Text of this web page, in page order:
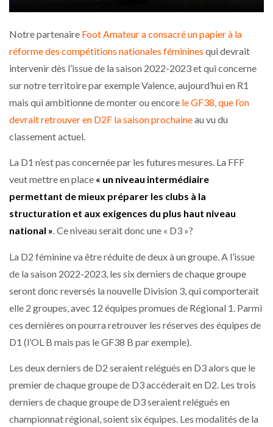
Notre partenaire Foot Amateur a consacré un papier à la
réforme des compétitions nationales féminines qui devrait
intervenir dès l’issue de la saison 2022-2023 et qui concerne
sur notre territoire par exemple Valence, aujourd’hui en R1
mais qui ambitionne de monter ou encore le GF38, que l’on
devrait retrouver en D2F la saison prochaineau vu du
classement actuel.
La D1 n’est pas concernée par les futures mesures. La FFF
veut mettre en place « un niveau intermédiaire
permettant de mieux préparer les clubs à la
structuration et aux exigences du plus haut niveau
national ». Ce niveau serait donc une « D3 »?
La D2 féminine va être réduite de deux à un groupe. A l’issue
de la saison 2022-2023, les six derniers de chaque groupe
seront donc reversés la nouvelle Division 3, qui comporterait
elle 2 groupes, avec 12 équipes promues de Régional 1. Parmi
ces dernières on pourra retrouver les réserves des équipes de
D1 (l’OL B mais pas le GF38 B par exemple).
Les deux derniers de D2 seraient relégués en D3 alors que le
premier de chaque groupe de D3 accéderait en D2. Les trois
derniers de chaque groupe de D3 seraient relégués en
championnat régional, soient six équipes. Les modalités de la